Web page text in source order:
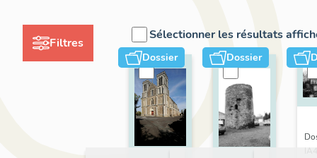
Filtres
Sélectionner les résultats
Dossier Dossier